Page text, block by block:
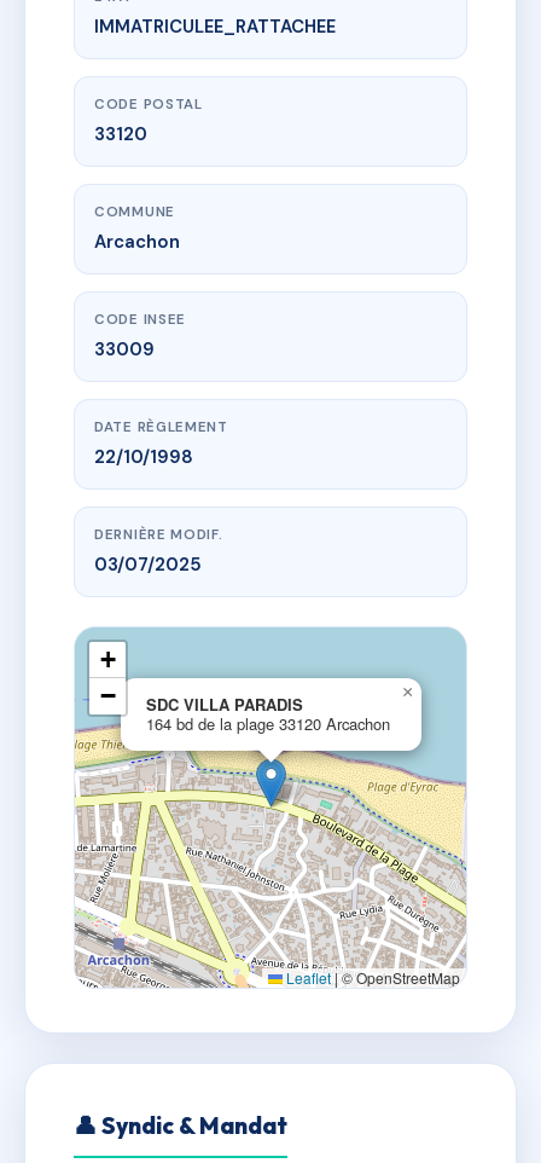
www.vme.plus/AB2661148
SDC VILLA PARADIS
164 bd de la plage
IMMATRICULEE_RATTACHEE
CODE POSTAL
33120
COMMUNE
Arcachon
CODE INSEE
33009
DATE RÈGLEMENT
22/10/1998
DERNIÈRE MODIF.
03/07/2025
SDC VILLA PARADIS
164 bd de la plage 33120 Arcachon
×
+
−
Leaflet |© OpenStreetMap
👤 Syndic & Mandat